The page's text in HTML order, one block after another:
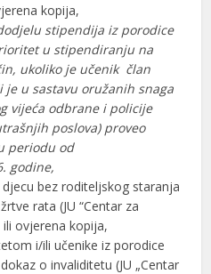
kopija,
stipendija iz porodice
u stipendiranju na
ukoliko je učenik član
u sastavu oružanih snaga
vijeća odbrane i policije
poslova) proveo
periodu od
godine,
bez roditeljskog staranja
rata (JU “Centar za
ili ovjerena kopija,
i/ili učenike iz porodice
o invaliditetu (JU „Centar